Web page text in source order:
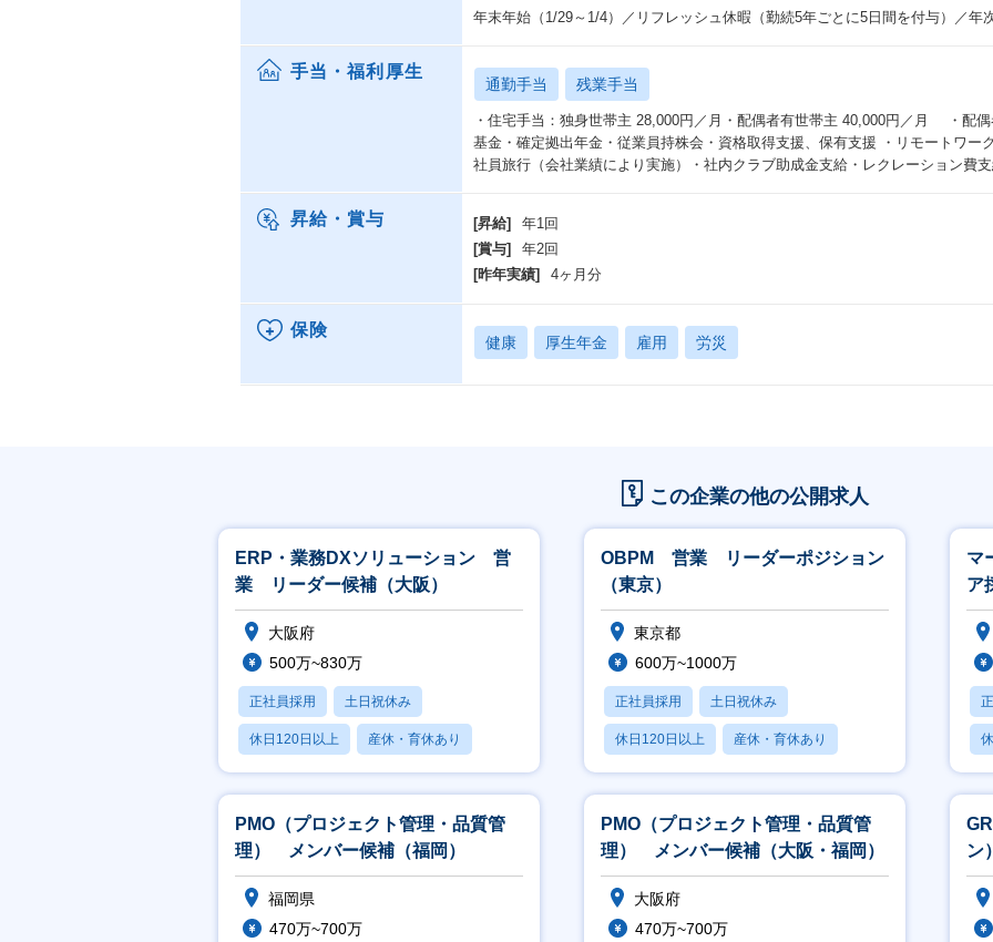
年末年始（1/29～1/4）／リフレッシュ休暇（勤続5年ごとに5日間を付与）／年
手当・福利厚生
通勤手当 残業手当
・住宅手当：独身世帯主 28,000円／月・配偶者有世帯主 40,000円／月 ・配
基金・確定拠出年金・従業員持株会・資格取得支援、保有支援 ・リモートワー
社員旅行（会社業績により実施）・社内クラブ助成金支給・レクレーション費
昇給・賞与 [昇給]
年1回
[賞与]
年2回
[昨年実績]
4ヶ月分
保険
健康 厚生年金 雇用 労災
この企業の他の公開求人
ERP・業務DXソリューション 営
業 リーダー候補（大阪）
大阪府
500万~830万
正社員採用 土日祝休み
休日120日以上 産休・育休あり
賞与あり
OBPM 営業 リーダーポジション
（東京）
東京都
600万~1000万
正社員採用 土日祝休み
休日120日以上 産休・育休あり
賞与あり
マ
ア
PMO（プロジェクト管理・品質管
理） メンバー候補（福岡）
福岡県
470万~700万
PMO（プロジェクト管理・品質管
理） メンバー候補（大阪・福岡）
大阪府
470万~700万
ン
（